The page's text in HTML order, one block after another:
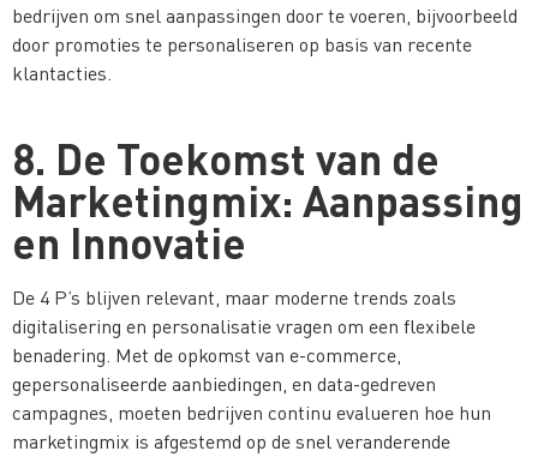
bedrijven om snel aanpassingen door te voeren, bijvoorbeeld
door promoties te personaliseren op basis van recente
klantacties.
8. De Toekomst van de
Marketingmix: Aanpassing
en Innovatie
De 4 P’s blijven relevant, maar moderne trends zoals
digitalisering en personalisatie vragen om een flexibele
benadering. Met de opkomst van e-commerce,
gepersonaliseerde aanbiedingen, en data-gedreven
campagnes, moeten bedrijven continu evalueren hoe hun
marketingmix is afgestemd op de snel veranderende